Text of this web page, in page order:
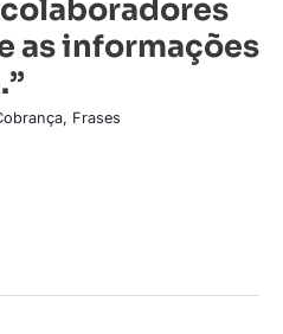
as informações
, Frases